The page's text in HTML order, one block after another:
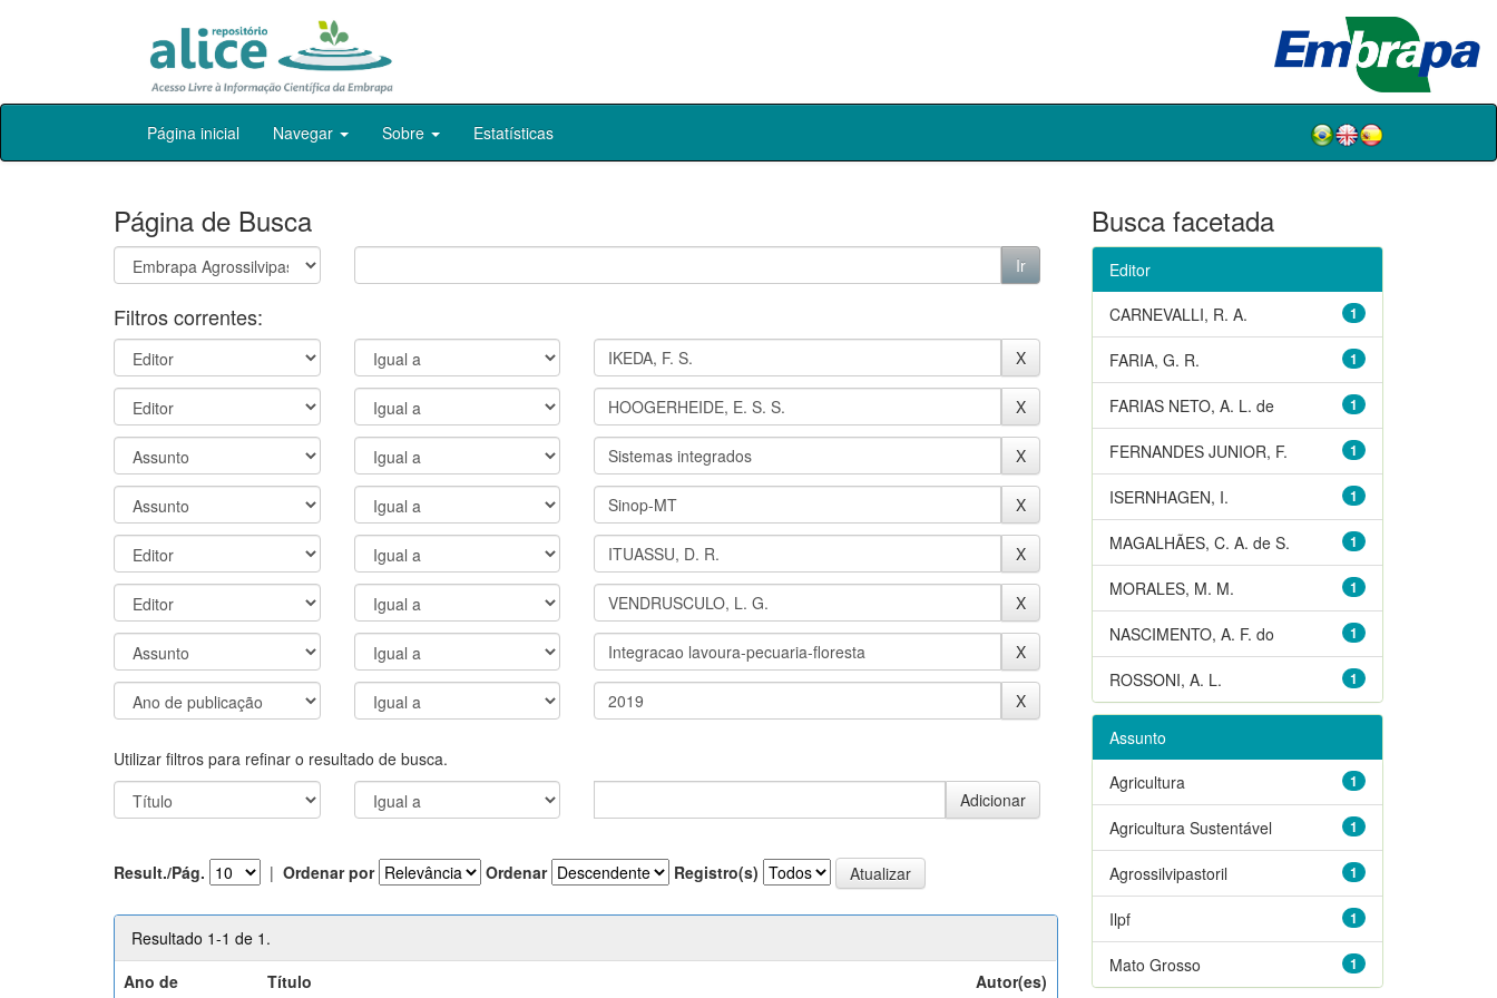
Skip
Página inicial Navegar Sobre Estatísticas
Página de Busca
Filtros correntes:
Utilizar filtros para refinar o resultado de busca.
Result./Pág. | Ordenar por Ordenar Registro(s)
Resultado 1-1 de 1.
Ano de
Título Autor(es)
Busca facetada
Editor
1
CARNEVALLI, R. A.
1
FARIA, G. R.
1
FARIAS NETO, A. L. de
1
FERNANDES JUNIOR, F.
1
ISERNHAGEN, I.
1
MAGALHÃES, C. A. de S.
1
MORALES, M. M.
1
NASCIMENTO, A. F. do
1
ROSSONI, A. L.
Assunto
1
Agricultura
1
Agricultura Sustentável
1
Agrossilvipastoril
1
Ilpf
1
Mato Grosso